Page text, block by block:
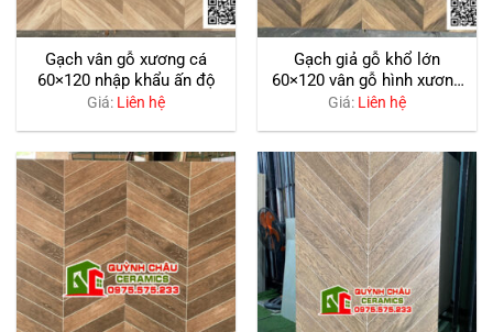
Gạch vân gỗ xương cá
60×120 nhập khẩu ấn độ
Giá: Liên hệ
Gạch giả gỗ khổ lớn
60×120 vân gỗ hình xương
cá đẹp
Giá: Liên hệ